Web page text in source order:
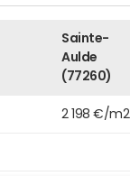
Sainte-
Aulde
(77260)
2 198 €/m2